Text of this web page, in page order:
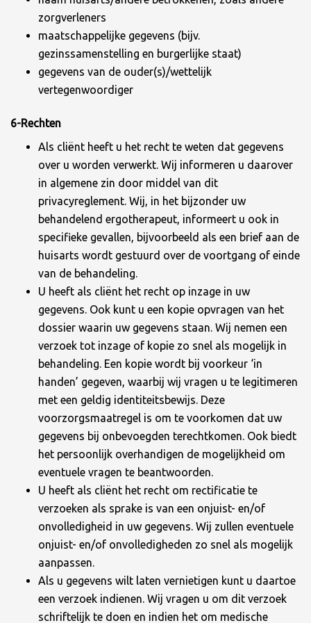
zorgverleners
maatschappelijke gegevens (bijv.
gezinssamenstelling en burgerlijke staat)
gegevens van de ouder(s)/wettelijk
vertegenwoordiger
6-Rechten
Als cliënt heeft u het recht te weten dat gegevens
over u worden verwerkt. Wij informeren u daarover
in algemene zin door middel van dit
privacyreglement. Wij, in het bijzonder uw
behandelend ergotherapeut, informeert u ook in
specifieke gevallen, bijvoorbeeld als een brief aan de
huisarts wordt gestuurd over de voortgang of einde
van de behandeling.
U heeft als cliënt het recht op inzage in uw
gegevens. Ook kunt u een kopie opvragen van het
dossier waarin uw gegevens staan. Wij nemen een
verzoek tot inzage of kopie zo snel als mogelijk in
behandeling. Een kopie wordt bij voorkeur ‘in
handen’ gegeven, waarbij wij vragen u te legitimeren
met een geldig identiteitsbewijs. Deze
voorzorgsmaatregel is om te voorkomen dat uw
gegevens bij onbevoegden terechtkomen. Ook biedt
het persoonlijk overhandigen de mogelijkheid om
eventuele vragen te beantwoorden.
U heeft als cliënt het recht om rectificatie te
verzoeken als sprake is van een onjuist- en/of
onvolledigheid in uw gegevens. Wij zullen eventuele
onjuist- en/of onvolledigheden zo snel als mogelijk
aanpassen.
Als u gegevens wilt laten vernietigen kunt u daartoe
een verzoek indienen. Wij vragen u om dit verzoek
schriftelijk te doen en indien het om medische